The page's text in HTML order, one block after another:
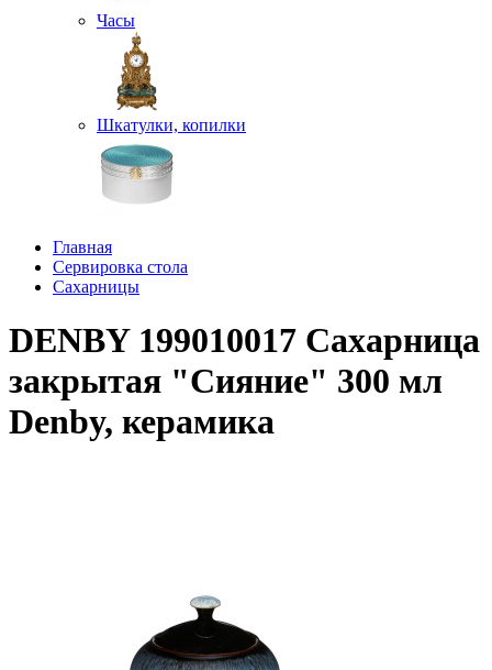
Часы
Шкатулки, копилки
Главная
Сервировка стола
Сахарницы
DENBY 199010017 Сахарница
закрытая "Сияние" 300 мл
Denby, керамика